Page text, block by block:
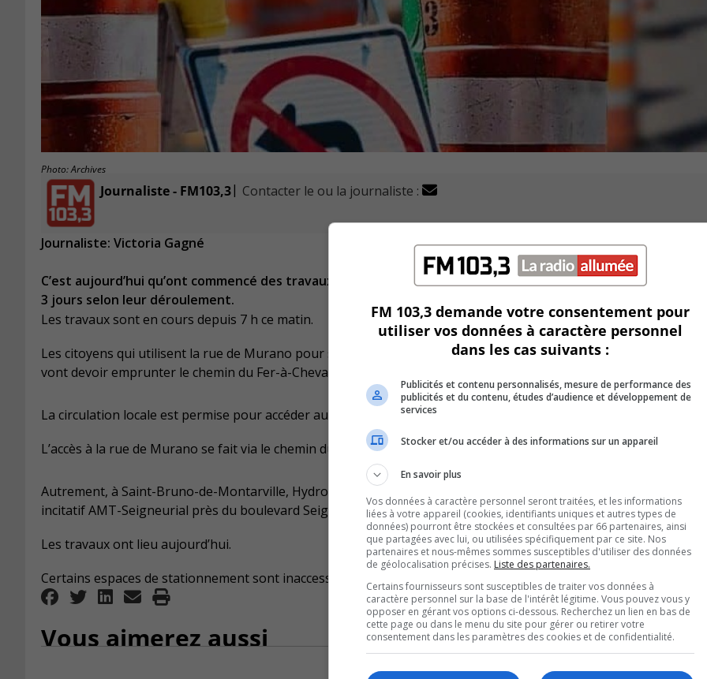
Photo: Archives
Journaliste - FM103,3| Contacter le ou la journaliste :
Journaliste: Victoria Gagné
C’est aujourd’hui qu’ont commencé des travaux d’excavation sur la rue Murano à Sainte-Julie, qui vont durer
3 jours selon leur déroulement.
Les travaux sont en cours depuis 7 h ce matin.
Les citoyens qui utilisent la rue de Murano pour se rendre au boulevard Armand-Frappier ou au carrefour
vont devoir emprunter le chemin du Fer-à-Cheval pour la durée des travaux.
La circulation locale est permise pour accéder aux commerces.
L’accès à la rue de Murano se fait via le chemin du Fer-à-Cheval et par le boulevard Armand-Frappier.
Autrement, à Saint-Bruno-de-Montarville, Hydro-Québec a avisé la Ville de la tenue de travaux dans le
incitatif AMT-Seigneurial près du boulevard Seigneurial et de la route 116.
Les travaux ont lieu aujourd’hui.
Certains espaces de stationnement sont inaccessibles durant les travaux par mesure de sécurité.
Vous aimerez aussi
FM 103,3 demande votre consentement pour
utiliser vos données à caractère personnel
dans les cas suivants :
Publicités et contenu personnalisés, mesure de performance des
publicités et du contenu, études d’audience et développement de
services
Stocker et/ou accéder à des informations sur un appareil
En savoir plus
Vos données à caractère personnel seront traitées, et les informations
liées à votre appareil (cookies, identifiants uniques et autres types de
données) pourront être stockées et consultées par 66 partenaires, ainsi
que partagées avec lui, ou utilisées spécifiquement par ce site. Nos
partenaires et nous-mêmes sommes susceptibles d'utiliser des données
de géolocalisation précises. Liste des partenaires.
Certains fournisseurs sont susceptibles de traiter vos données à
caractère personnel sur la base de l'intérêt légitime. Vous pouvez vous y
opposer en gérant vos options ci-dessous. Recherchez un lien en bas de
cette page ou dans le menu du site pour gérer ou retirer votre
consentement dans les paramètres des cookies et de confidentialité.